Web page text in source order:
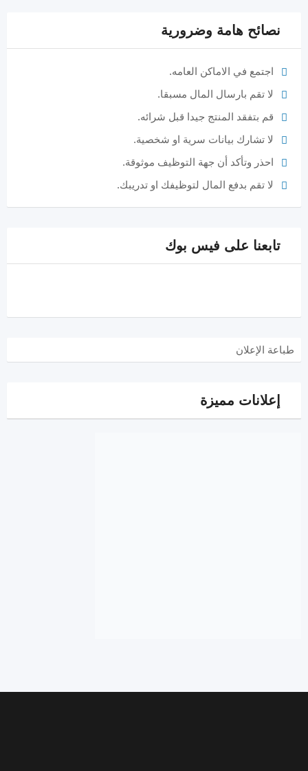
نصائح هامة وضرورية
اجتمع في الاماكن العامه.
لا تقم بارسال المال مسبقا.
قم بتفقد المنتج جيدا قبل شرائه.
لا تشارك بيانات سرية او شخصية.
احذر وتأكد أن جهة التوظيف موثوقة.
لا تقم بدفع المال لتوظيفك او تدريبك.
تابعنا على فيس بوك
طباعة الإعلان
إعلانات مميزة